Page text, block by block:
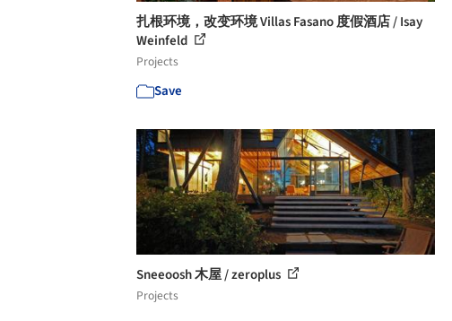
扎根环境，改变环境 Villas Fasano 度假酒店 / Isay
Weinfeld
Projects
Save
Sneeoosh 木屋 / zeroplus
Projects